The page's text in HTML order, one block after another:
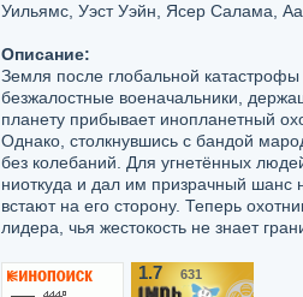
Уильямс, Уэст Уэйн, Ясер Салама,
Описание:
Земля после глобальной катастрофы
безжалостные военачальники,
планету прибывает инопланетный
Однако, столкнувшись с бандой
без колебаний. Для угнетённых
ниоткуда и дал им призрачный
встают на его сторону. Теперь
лидера, чья жестокость не знает
1.7 631